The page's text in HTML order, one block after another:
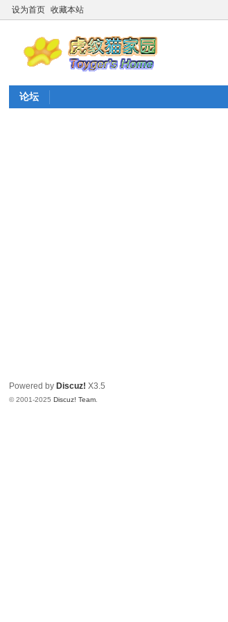
设为首页 收藏本站
论坛
Powered by Discuz! X3.5
© 2001-2025Discuz! Team